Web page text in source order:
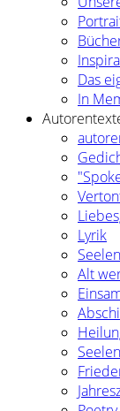
Das
In
Lyrik
Alt